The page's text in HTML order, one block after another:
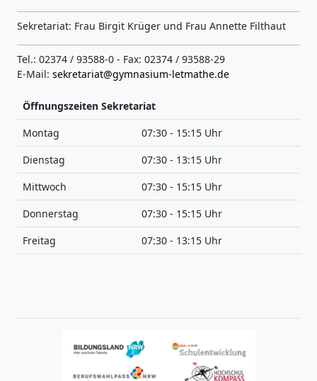
Sekretariat: Frau Birgit Krüger und Frau Annette Filthaut
Tel.: 02374 / 93588-0 - Fax: 02374 / 93588-29
E-Mail: sekretariat@gymnasium-letmathe.de
Öffnungszeiten Sekretariat
Montag
07:30 - 15:15 Uhr
Dienstag
07:30 - 13:15 Uhr
Mittwoch
07:30 - 15:15 Uhr
Donnerstag
07:30 - 15:15 Uhr
Freitag
07:30 - 13:15 Uhr